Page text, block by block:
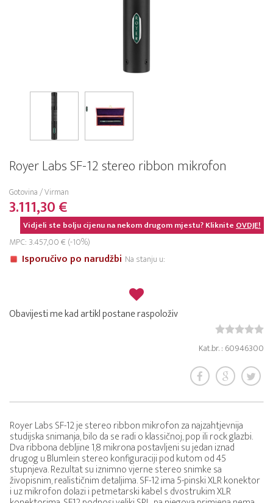
Royer Labs SF-12 stereo ribbon mikrofon
Gotovina / Virman
3.111,30 €
Vidjeli ste bolju cijenu na nekom drugom mjestu? KlikniteOVDJE!
MPC: 3.457,00 € (-10%)
Isporučivo po narudžbi Na stanju u:
Obavijesti me kad artikl postane raspoloživ
Kat.br. : 60946300
Royer Labs SF-12 je stereo ribbon mikrofon za najzahtjevnija
studijska snimanja, bilo da se radi o klassičnoj, pop ili rock glazbi.
Dva ribbona debljine 1,8 mikrona postavljeni su jedan iznad
drugog u Blumlein stereo konfiguraciji pod kutom od 45
stupnjeva. Rezultat su iznimno vjerne stereo snimke sa
živopisnim, realističnim detaljima. SF-12 ima 5-pinski XLR konektor
i uz mikrofon dolazi i petmetarski kabel s dvostrukim XLR